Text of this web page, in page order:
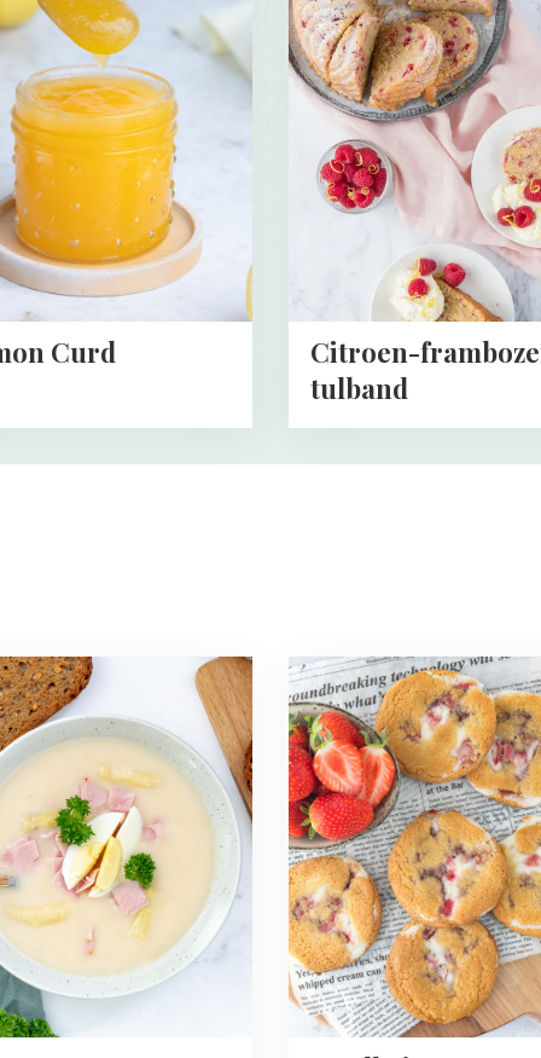
Curd
Citroen-
tulband
about
Citroen-
frambozen
tulband
Read
more
about
Aardbeien
cheesecake
koekjes